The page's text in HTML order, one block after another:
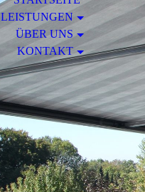
LEISTUNGEN
ÜBER UNS
KONTAKT